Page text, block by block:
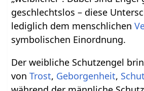
geschlechtslos – diese
lediglich dem menschlichen
symbolischen Einordnung.
Der weibliche Schutzengel
vonTrost, Geborgenheit,